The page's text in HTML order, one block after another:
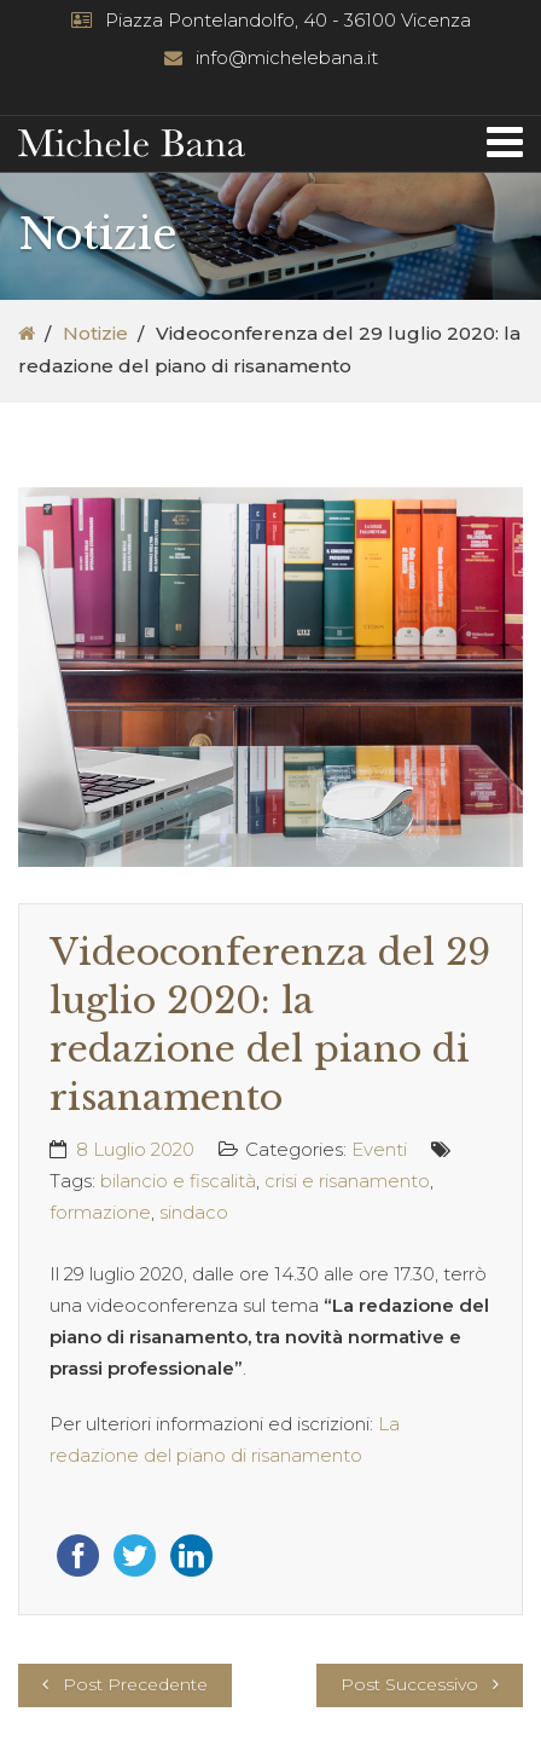
Piazza Pontelandolfo, 40 - 36100 Vicenza
info@michelebana.it
Notizie
Notizie
Videoconferenza del 29 luglio 2020: la
redazione del piano di risanamento
Videoconferenza del 29
luglio 2020: la
redazione del piano di
risanamento
8 Luglio 2020 Categories: Eventi
Tags: bilancio e fiscalità crisi e risanamento
formazione sindaco
Il 29 luglio 2020, dalle ore 14.30 alle ore 17.30, terrò
una videoconferenza sul tema “La redazione del
piano di risanamento, tra novità normative e
prassi professionale”
Per ulteriori informazioni ed iscrizioni: La
redazione del piano di risanamento
Post Precedente Post Successivo